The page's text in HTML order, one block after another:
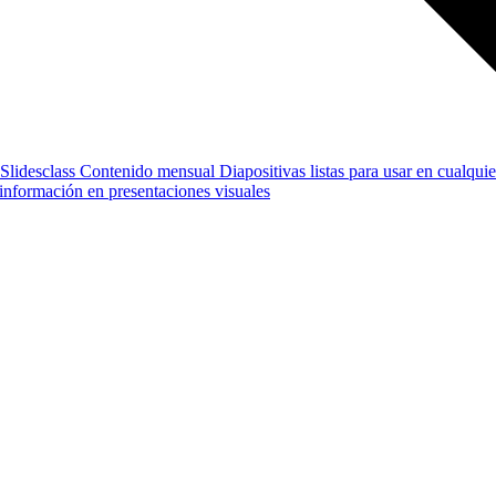
Slidesclass Contenido mensual Diapositivas listas para usar en
en presentaciones visuales